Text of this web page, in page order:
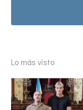
Lo más visto